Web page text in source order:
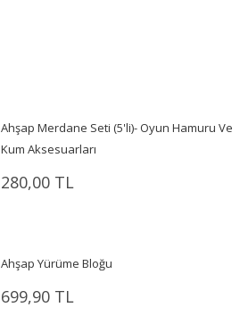
Ahşap Merdane Seti (5'li)- Oyun Hamuru Ve
Kum Aksesuarları
280,00 TL
Ahşap Yürüme Bloğu
699,90 TL